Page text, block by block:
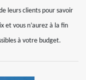
leurs clients pour savoir
et vous n’aurez à la fin
à votre budget.